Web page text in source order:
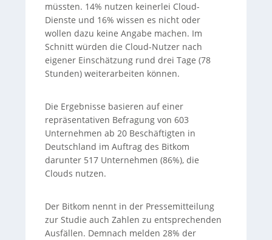
müssten. 14% nutzen keinerlei Cloud-
Dienste und 16% wissen es nicht oder
wollen dazu keine Angabe machen. Im
Schnitt würden die Cloud-Nutzer nach
eigener Einschätzung rund drei Tage (78
Stunden) weiterarbeiten können.
Die Ergebnisse basieren auf einer
repräsentativen Befragung von 603
Unternehmen ab 20 Beschäftigten in
Deutschland im Auftrag des Bitkom
darunter 517 Unternehmen (86%), die
Clouds nutzen.
Der Bitkom nennt in der Pressemitteilung
zur Studie auch Zahlen zu entsprechenden
Ausfällen. Demnach melden 28% der